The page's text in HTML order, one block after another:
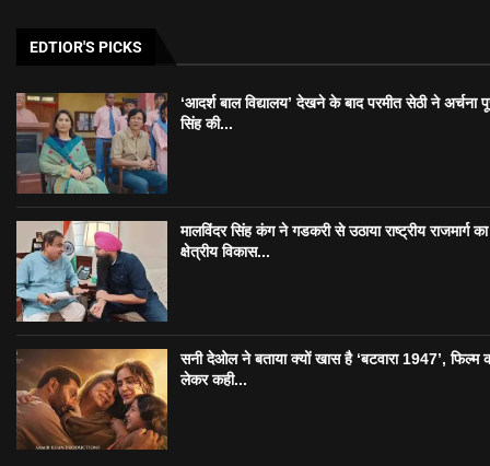
EDTIOR'S PICKS
‘आदर्श बाल विद्यालय’ देखने के बाद परमीत सेठी ने अर्चना
सिंह की...
मालविंदर सिंह कंग ने गडकरी से उठाया राष्ट्रीय राजमार्ग का
क्षेत्रीय विकास...
सनी देओल ने बताया क्यों खास है ‘बटवारा 1947’, फिल्म
लेकर कही...